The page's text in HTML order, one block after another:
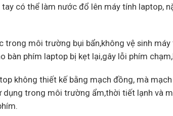
có thể làm nước đổ lên máy tính laptop,
trong môi trường bụi bẩn,không vệ sinh
bàn phím laptop bị kẹt lại,gây lỗi phím
không thiết kế bằng mạch đồng, mà
dụng trong môi trường ẩm,thời tiết lạnh và